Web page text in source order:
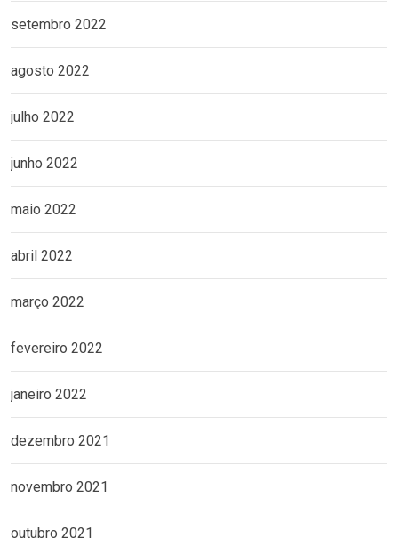
setembro 2022
agosto 2022
julho 2022
junho 2022
maio 2022
abril 2022
março 2022
fevereiro 2022
janeiro 2022
dezembro 2021
novembro 2021
outubro 2021